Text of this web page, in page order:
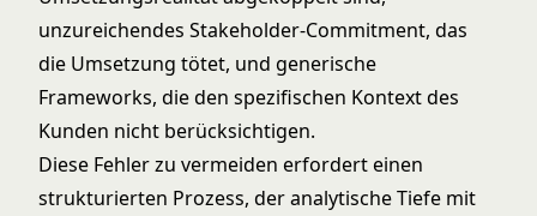
unzureichendes Stakeholder-Commitment, das
die Umsetzung tötet, und generische
Frameworks, die den spezifischen Kontext des
Kunden nicht berücksichtigen.
Diese Fehler zu vermeiden erfordert einen
strukturierten Prozess, der analytische Tiefe mit